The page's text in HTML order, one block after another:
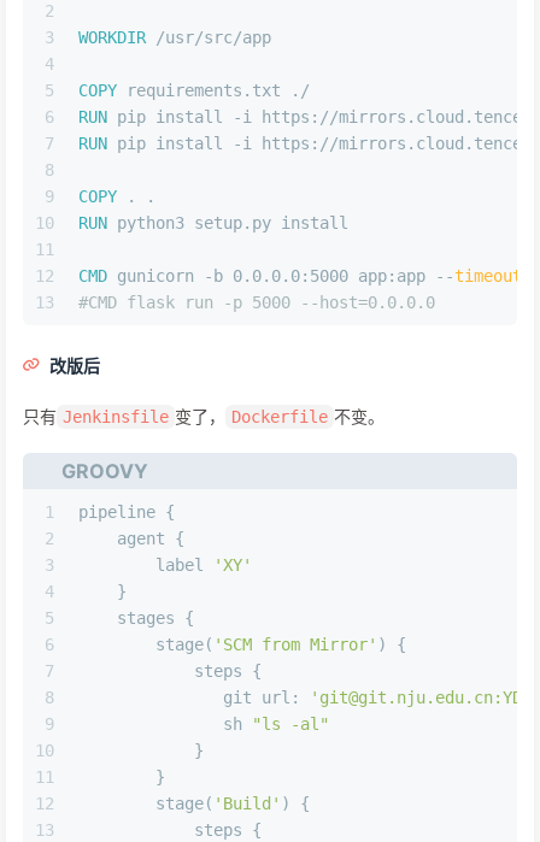
2
3
4
5
6
7
8
9
10
11
12
13
WORKDIR /usr/src/app
COPY requirements.txt ./
RUN pip install -i https://
RUN pip install -i https://
COPY . .
RUN python3 setup.py install
CMD gunicorn -b 0.0.0.0:5000 app:app --timeout
#CMD flask run -p 5000 --host=0.0.0.0
改版后
只有 Jenkinsfile 变了， Dockerfile 不变。
GROOVY
1
2
3
4
5
6
7
8
9
10
11
12
13
pipeline {
    agent {
        label
'XY'
    }
    stages {
        stage(
'SCM from Mirror' ) {
            steps {
               git
url:
               sh
"ls -al"
            }
        }
        stage(
'Build' ) {
            steps {